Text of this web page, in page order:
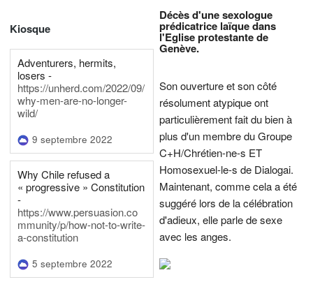
Kiosque
Adventurers, hermits,
losers -
https://unherd.com/2022/09/
why-men-are-no-longer-
wild/
9 septembre 2022
Why Chile refused a
« progressive » Constitution
-
https://www.persuasion.co
mmunity/p/how-not-to-write-
a-constitution
5 septembre 2022
Décès d'une sexologue
prédicatrice laïque dans
l'Eglise protestante de
Genève.
Son ouverture et son côté
résolument atypique ont
particulièrement fait du bien à
plus d'un membre du Groupe
C+H/Chrétien-ne-s ET
Homosexuel-le-s de Dialogai.
Maintenant, comme cela a été
suggéré lors de la célébration
d'adieux, elle parle de sexe
avec les anges.